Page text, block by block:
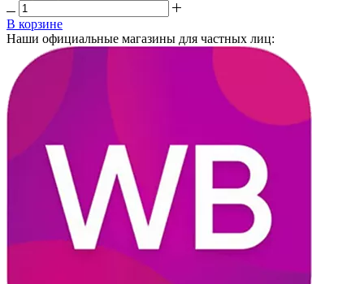
В корзине
Наши официальные магазины для частных лиц: